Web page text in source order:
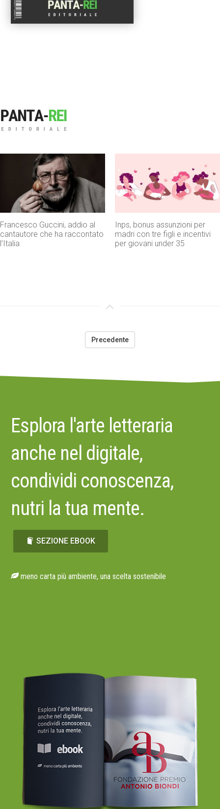
Francesco Guccini, addio al
cantautore che ha raccontato
l’Italia
Inps, bonus assunzioni per
madri con tre figli e incentivi
per giovani under 35
Precedente
Esplora l'arte letteraria
anche nel digitale,
condividi conoscenza,
nutri la tua mente.
SEZIONE EBOOK
meno carta più ambiente, una scelta sostenibile